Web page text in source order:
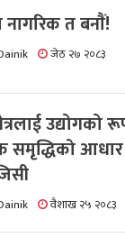
नागरिक त बनाैं!
जेठ २७ २०८३
उद्योगको
समृद्धिको
वैशाख २५ २०८३